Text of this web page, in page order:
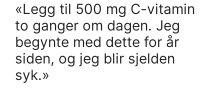
«Legg til 500 mg C-vitamin
to ganger om dagen. Jeg
begynte med dette for år
siden, og jeg blir sjelden
syk.»